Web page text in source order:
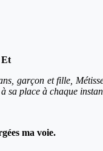
Et
garçon et fille,
sa place à chaque
ma voie.